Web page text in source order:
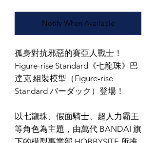
Notify When Available
孤身對抗邪惡的賽亞人戰士！
Figure-rise Standard《七龍珠》巴
達克 組裝模型（Figure-rise
Standard バーダック）登場！
以七龍珠、假面騎士、超人力霸王
等角色為主題，由萬代 BANDAI 旗